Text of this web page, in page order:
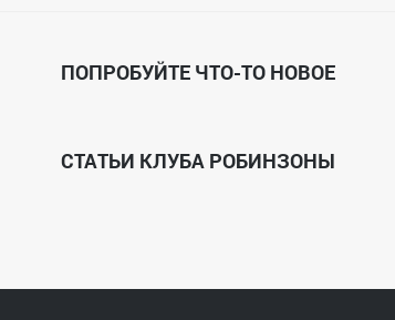
ПОПРОБУЙТЕ ЧТО-ТО НОВОЕ
СТАТЬИ КЛУБА РОБИНЗОНЫ